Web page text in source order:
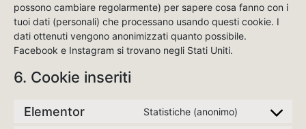
possono cambiare regolarmente) per sapere cosa fanno con i
tuoi dati (personali) che processano usando questi cookie. I
dati ottenuti vengono anonimizzati quanto possibile.
Facebook e Instagram si trovano negli Stati Uniti.
6. Cookie inseriti
Elementor Statistiche (anonimo)